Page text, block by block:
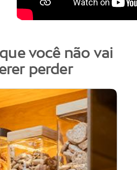
você não vai
perder